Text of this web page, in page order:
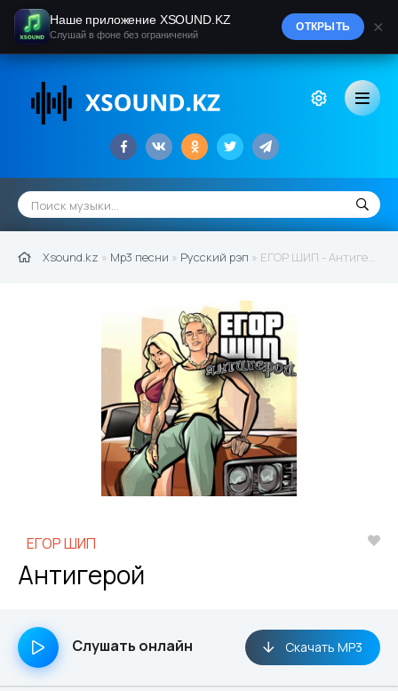
Xsound.kz » Mp3 песни » Русский рэп » ЕГОР ШИП - Антигерой (2022)
ЕГОР ШИП
Антигерой
Слушать онлайн Скачать MP3
Наше приложение XSOUND.KZ
Слушай в фоне без ограничений
ОТКРЫТЬ ×